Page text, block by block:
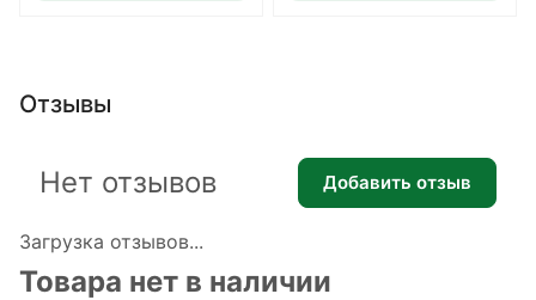
Отзывы
Загрузка отзывов...
Нет отзывов Добавить отзыв
Товара нет в наличии